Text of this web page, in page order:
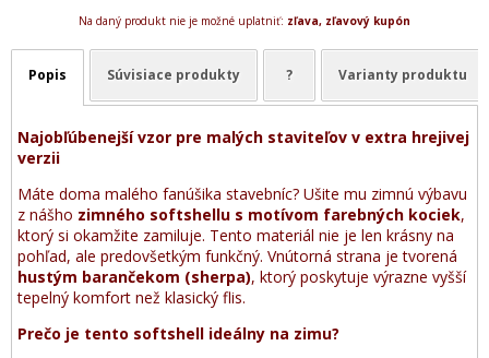
Na daný produkt nie je možné uplatniť: zľava, zľavový kupón
Popis Súvisiace produkty ? Varianty produktu
Najobľúbenejší vzor pre malých staviteľov v extra hrejivej
verzii
Máte doma malého fanúšika stavebníc? Ušite mu zimnú výbavu
z nášho zimného softshellu s motívom farebných kociek,
ktorý si okamžite zamiluje. Tento materiál nie je len krásny na
pohľad, ale predovšetkým funkčný. Vnútorná strana je tvorená
hustým barančekom (sherpa), ktorý poskytuje výrazne vyšší
tepelný komfort než klasický flis.
Prečo je tento softshell ideálny na zimu?